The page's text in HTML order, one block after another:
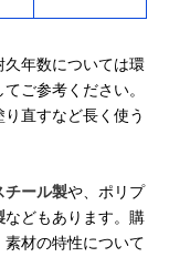
年数については環
ご参考ください。
直すなど長く使う
チール製や、ポリプ
などもあります。購
材の特性について